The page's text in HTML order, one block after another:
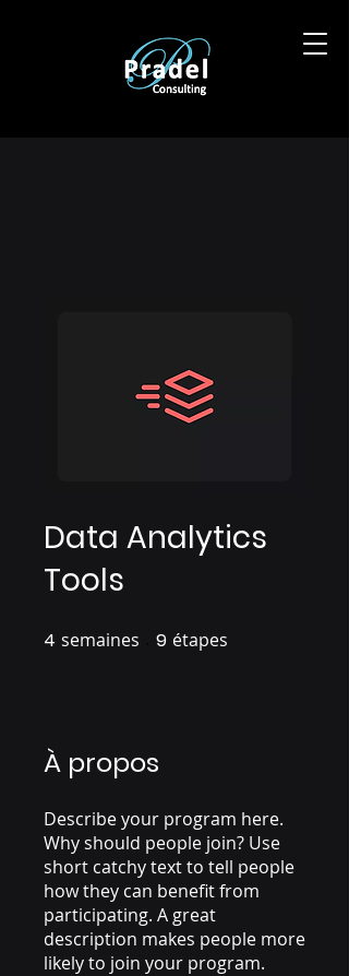
Data Analytics
Tools
4 semaines 4 semaines
9 étapes
À propos
Describe your program here.
Why should people join? Use
short catchy text to tell people
how they can benefit from
participating. A great
description makes people more
likely to join your program.